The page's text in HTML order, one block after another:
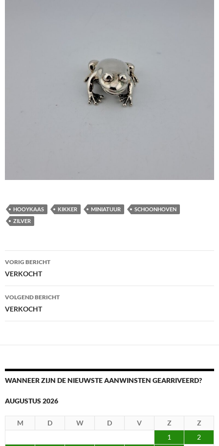
HOOYKAAS KIKKER MINIATUUR
SCHOONHOVEN
ZILVER
Berichtnavigatie
VORIG BERICHT
VERKOCHT
VOLGEND BERICHT
VERKOCHT
WANNEER ZIJN DE NIEUWSTE AANWINSTEN GEARRIVEERD?
AUGUSTUS 2026
M D W D V Z
Z
1
2